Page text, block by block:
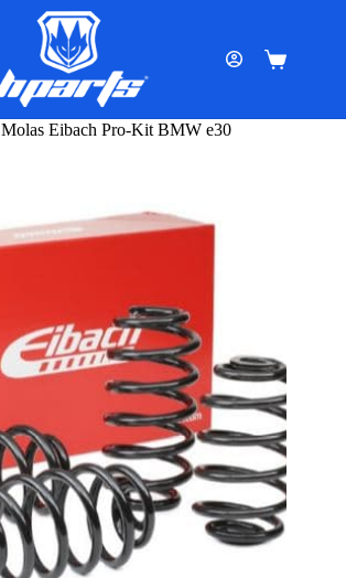
Carrinho
Molas Eibach Pro-Kit BMW e30